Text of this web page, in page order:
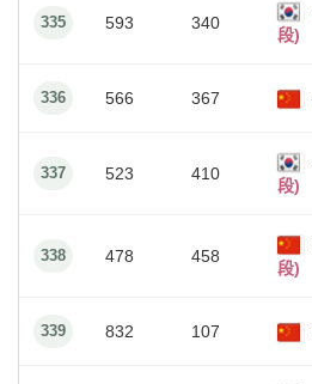
335 593 340
段)
336 566 367
337 523 410
段)
338 478 458
段)
339 832 107